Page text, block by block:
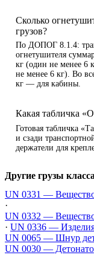
Сколько
грузов?
По ДОПОГ 8.1.4:
огнетушителя
кг (один не менее 6
не менее 6 кг). Во
кг — для кабины.
Какая табличка
Готовая табличка
и сзади
держатели для
Другие грузы
UN 0331 — Вещество
·
UN 0332 — Вещество
· UN 0336 —
UN 0065 — Шнур
UN 0030 —